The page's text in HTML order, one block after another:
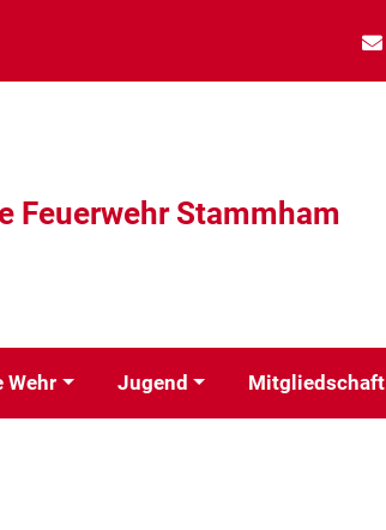
Feuerwehr Stammham
Wehr Jugend Mitgliedschaft